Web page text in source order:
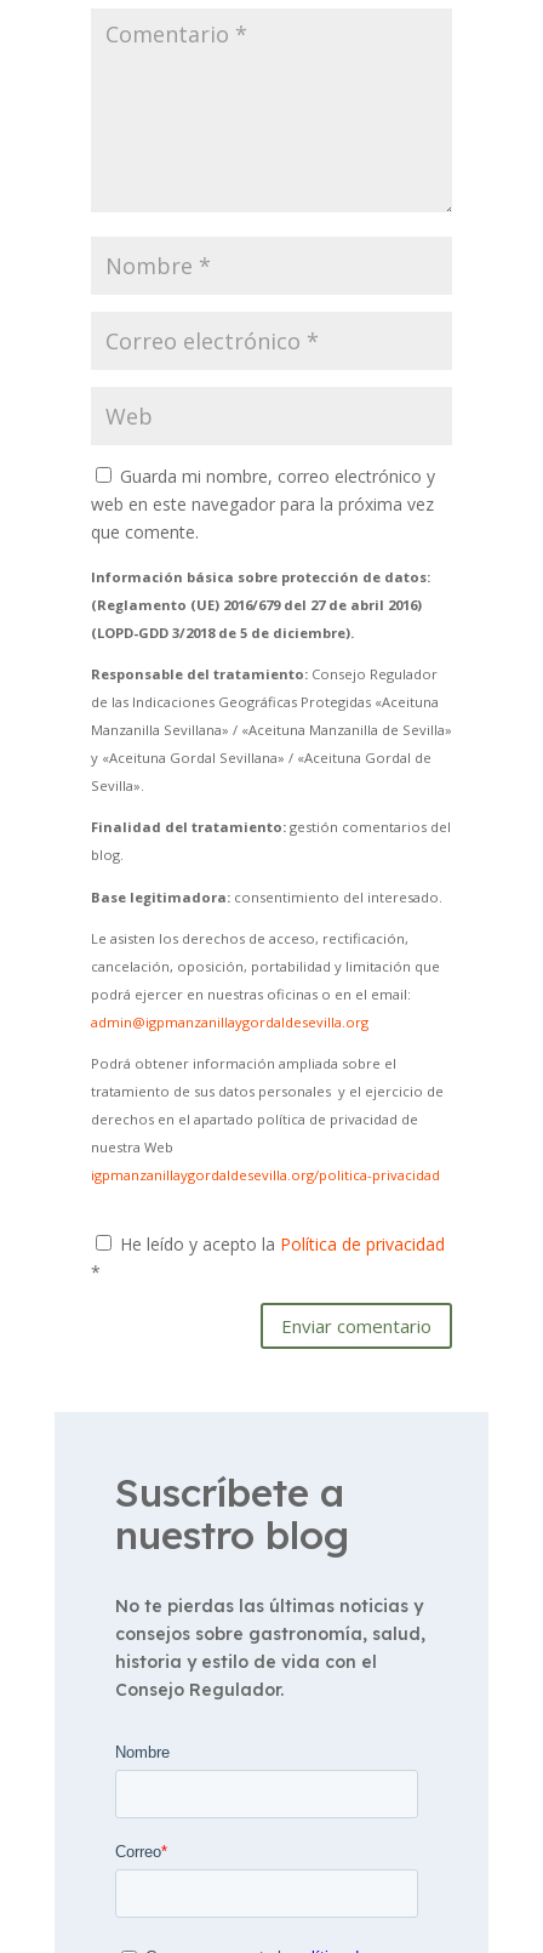
Guarda mi nombre, correo electrónico y
web en este navegador para la próxima vez
que comente.
Información básica sobre protección de datos:
(Reglamento (UE) 2016/679 del 27 de abril 2016)
(LOPD-GDD 3/2018 de 5 de diciembre).
Responsable del tratamiento:Consejo Regulador
de las Indicaciones Geográficas Protegidas «Aceituna
Manzanilla Sevillana» / «Aceituna Manzanilla de Sevilla»
y «Aceituna Gordal Sevillana» / «Aceituna Gordal de
Sevilla».
Finalidad del tratamiento:gestión comentarios del
blog.
Base legitimadora:consentimiento del interesado.
Le asisten los derechos de acceso, rectificación,
cancelación, oposición, portabilidad y limitación que
podrá ejercer en nuestras oficinas o en el email:
admin@igpmanzanillaygordaldesevilla.org
Podrá obtener información ampliada sobre el
tratamiento de sus datos personales y el ejercicio de
derechos en el apartado política de privacidad de
nuestra Web
igpmanzanillaygordaldesevilla.org/politica-privacidad
He leído y acepto la Política de privacidad
*
Enviar comentario
Suscríbete a
nuestro blog
No te pierdas las últimas noticias y
consejos sobre gastronomía, salud,
historia y estilo de vida con el
Consejo Regulador.